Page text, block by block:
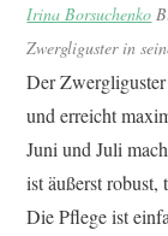
Irina Borsuchenko
Zwergliguster in
Der
und erreicht
Juni und Juli
ist äußerst
Die Pflege ist